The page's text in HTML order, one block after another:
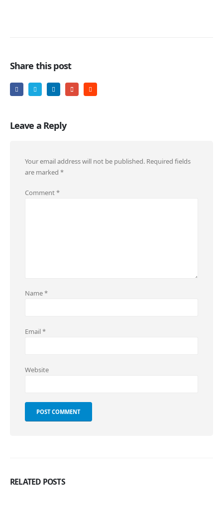
Share this post
Leave a Reply
Your email address will not be published. Required fields
are marked *
Comment*
Name*
Email*
Website
RELATED POSTS